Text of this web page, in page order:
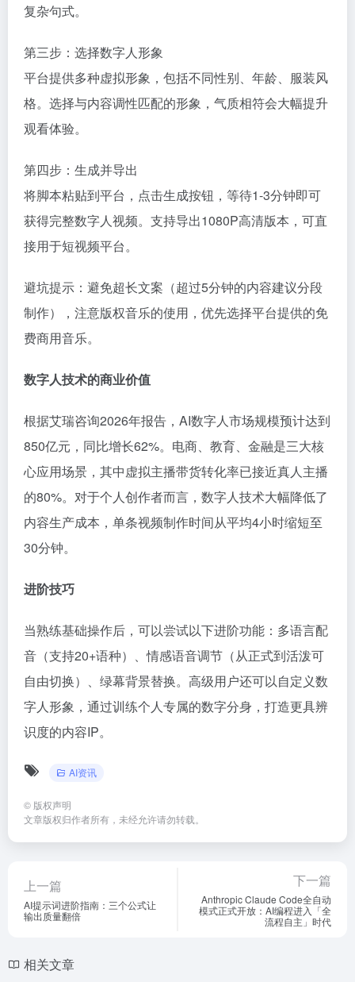
复杂句式。
第三步：选择数字人形象
平台提供多种虚拟形象，包括不同性别、年龄、服装风
格。选择与内容调性匹配的形象，气质相符会大幅提升
观看体验。
第四步：生成并导出
将脚本粘贴到平台，点击生成按钮，等待1-3分钟即可
获得完整数字人视频。支持导出1080P高清版本，可直
接用于短视频平台。
避坑提示：避免超长文案（超过5分钟的内容建议分段
制作），注意版权音乐的使用，优先选择平台提供的免
费商用音乐。
数字人技术的商业价值
根据艾瑞咨询2026年报告，AI数字人市场规模预计达到
850亿元，同比增长62%。电商、教育、金融是三大核
心应用场景，其中虚拟主播带货转化率已接近真人主播
的80%。对于个人创作者而言，数字人技术大幅降低了
内容生产成本，单条视频制作时间从平均4小时缩短至
30分钟。
进阶技巧
当熟练基础操作后，可以尝试以下进阶功能：多语言配
音（支持20+语种）、情感语音调节（从正式到活泼可
自由切换）、绿幕背景替换。高级用户还可以自定义数
字人形象，通过训练个人专属的数字分身，打造更具辨
识度的内容IP。
AI资讯
© 版权声明
文章版权归作者所有，未经允许请勿转载。
上一篇
AI提示词进阶指南：三个公式让
输出质量翻倍
下一篇
Anthropic Claude Code全自动
模式正式开放：AI编程进入「全
流程自主」时代
相关文章